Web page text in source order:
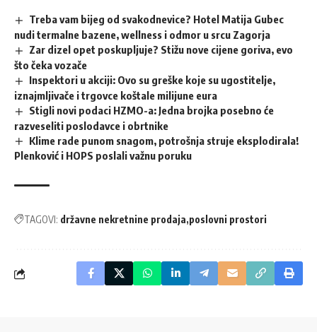
Treba vam bijeg od svakodnevice? Hotel Matija Gubec
nudi termalne bazene, wellness i odmor u srcu Zagorja
Zar dizel opet poskupljuje? Stižu nove cijene goriva, evo
što čeka vozače
Inspektori u akciji: Ovo su greške koje su ugostitelje,
iznajmljivače i trgovce koštale milijune eura
Stigli novi podaci HZMO-a: Jedna brojka posebno će
razveseliti poslodavce i obrtnike
Klime rade punom snagom, potrošnja struje eksplodirala!
Plenković i HOPS poslali važnu poruku
TAGOVI: državne nekretnine prodaja poslovni prostori